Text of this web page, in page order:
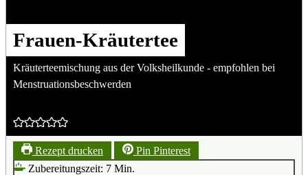
Frauen-Kräutertee
Kräuterteemischung aus der Volksheilkunde - empfohlen bei
Menstruationsbeschwerden
Rezept drucken
Pin Pinterest
Zubereitungszeit: 7Minuten
Min.